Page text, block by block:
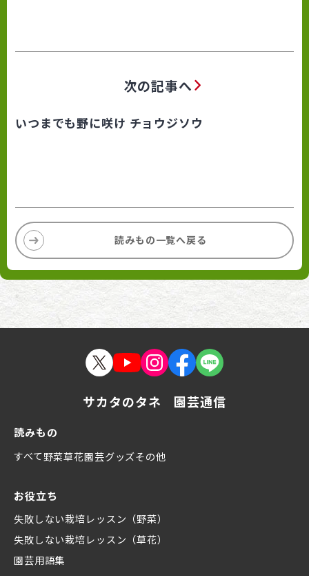
次の記事へ
いつまでも野に咲け チョウジソウ
読みもの一覧へ戻る
サカタのタネ 園芸通信
読みもの
すべて野菜草花園芸グッズその他
お役立ち
失敗しない栽培レッスン（野菜）
失敗しない栽培レッスン（草花）
園芸用語集